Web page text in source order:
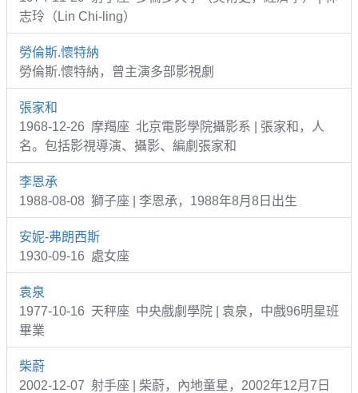
志玲（Lin Chi-ling）
勞倫斯.懷特納
勞倫斯.懷特納，曾主演多部影視劇
張家和
1968-12-26 摩羯座 北京電影學院攝影系 | 張家和，人
名。包括影視導演、攝影、編劇張家和
李恩承
1988-08-08 獅子座 | 李恩承，1988年8月8日出生
安妮-弗朗西斯
1930-09-16 處女座
袁泉
1977-10-16 天秤座 中央戲劇學院 | 袁泉，中戲96明星班
畢業
柴蔚
2002-12-07 射手座 | 柴蔚，內地童星，2002年12月7日